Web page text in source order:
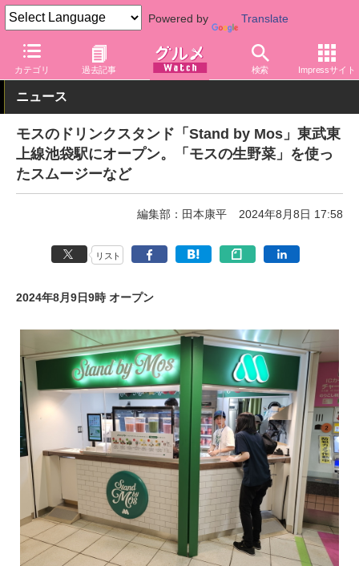
Powered by Translate
カテゴリ 過去記事 検索 Impressサイト
グルメ Watch 店舗 ファストフード モスバーガー
ニュース
モスのドリンクスタンド「Stand by Mos」東武東
上線池袋駅にオープン。「モスの生野菜」を使っ
たスムージーなど
編集部：田本康平 2024年8月8日 17:58
リスト
2024年8月9日9時 オープン